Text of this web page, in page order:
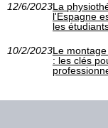
12/6/2023La
l'Espagne
les
10/2/2023Le
: les clés